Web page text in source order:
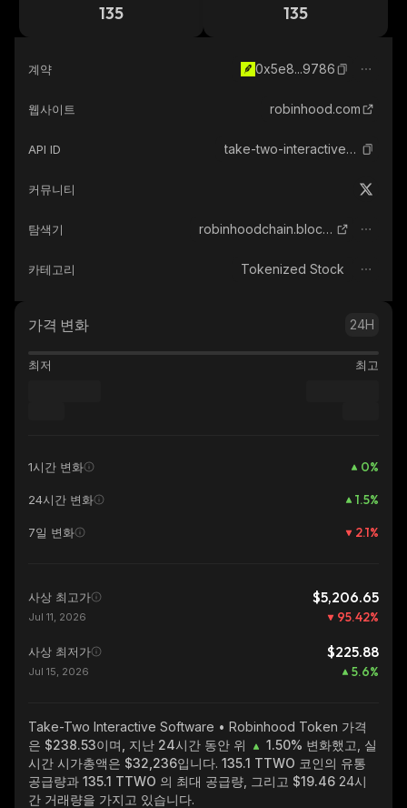
135 135
계약 0x5e8...9786
웹사이트 robinhood.com
API ID take-two-interactive-software-robinhood-tokenized-stock
커뮤니티
탐색기 robinhoodchain.blockscout.com
카테고리 Tokenized Stock
가격 변화 24H
최저 최고
1시간 변화 0%
24시간 변화 1.5%
7일 변화 2.1%
사상 최고가 $5,206.65
Jul 11, 2026 95.42%
사상 최저가 $225.88
Jul 15, 2026 5.6%
Take-Two Interactive Software • Robinhood Token 가격
은 $238.53이며, 지난 24시간 동안 위
1.50% 변화했고, 실
시간 시가총액은 $32,236입니다. 135.1 TTWO 코인의 유통
공급량과 135.1 TTWO 의 최대 공급량, 그리고 $19.46 24시
간 거래량을 가지고 있습니다.